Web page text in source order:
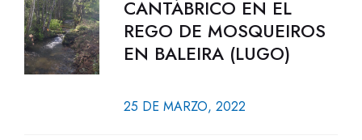
CANTÁBRICO EN EL
REGO DE MOSQUEIROS
EN BALEIRA (LUGO)
25 DE MARZO, 2022